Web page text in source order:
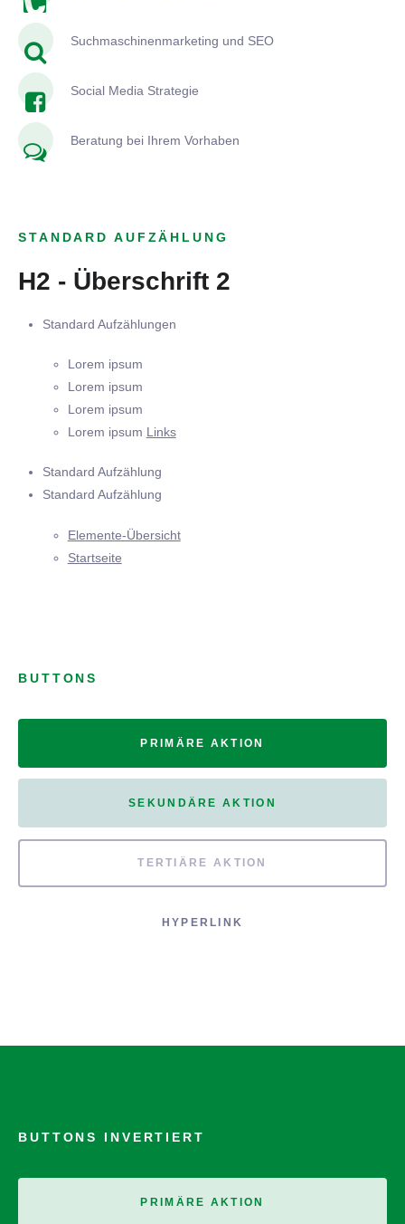
Suchmaschinenmarketing und SEO
Social Media Strategie
Beratung bei Ihrem Vorhaben
STANDARD AUFZÄHLUNG
H2 - Überschrift 2
Standard Aufzählungen
Lorem ipsum
Lorem ipsum
Lorem ipsum
Lorem ipsum Links
Standard Aufzählung
Standard Aufzählung
Elemente-Übersicht
Startseite
BUTTONS
PRIMÄRE AKTION
SEKUNDÄRE AKTION
TERTIÄRE AKTION
HYPERLINK
BUTTONS INVERTIERT
PRIMÄRE AKTION